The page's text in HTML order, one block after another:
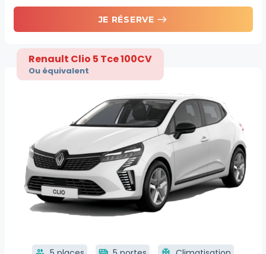
JE RÉSERVE east
Renault Clio 5 Tce 100CV
Ou équivalent
group airport_shuttle ac_unit